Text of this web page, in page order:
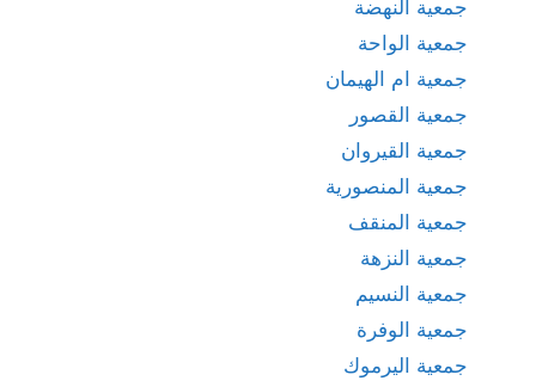
جمعية النهضة
جمعية الواحة
جمعية ام الهيمان
جمعية القصور
جمعية القيروان
جمعية المنصورية
جمعية المنقف
جمعية النزهة
جمعية النسيم
جمعية الوفرة
جمعية اليرموك